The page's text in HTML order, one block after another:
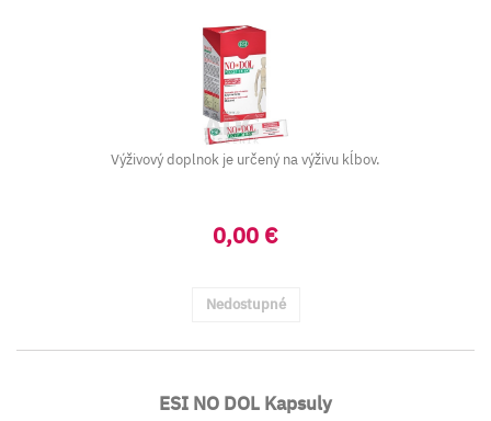
Výživový doplnok je určený na výživu kĺbov.
0,00 €
Nedostupné
ESI NO DOL Kapsuly